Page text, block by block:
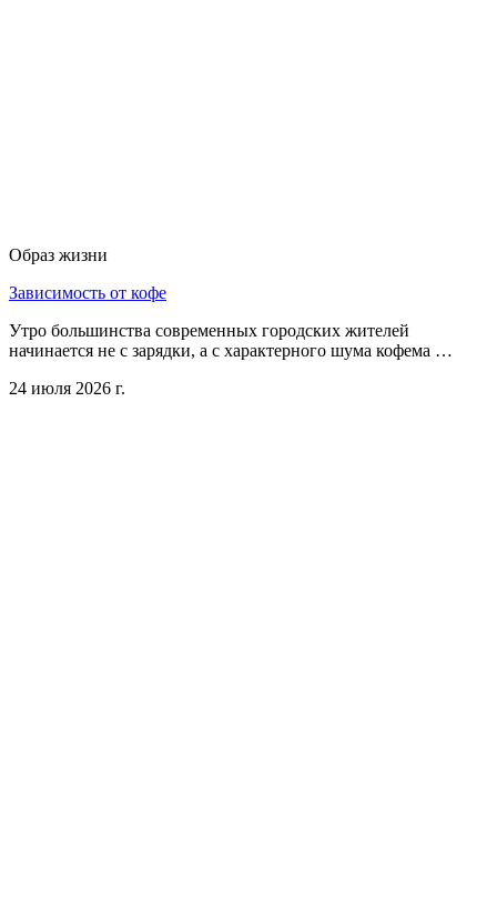
Образ жизни
Зависимость от кофе
Утро большинства современных городских жителей
начинается не с зарядки, а с характерного шума кофема …
24 июля 2026 г.